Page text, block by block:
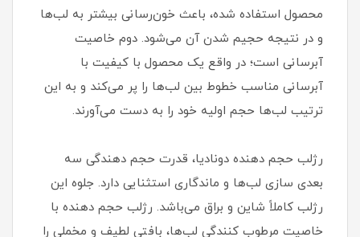
محصول استفاده شده، باعث خون‌رسانی بیشتر به لب‌ها
و در نتیجه حجیم شدن آن می‌شود. دوم خاصیت
آبرسانی است؛ در واقع یک محصول با کیفیت با
آبرسانی مناسب خطوط بین لب‌ها را پر می‌کند و به این
ترتیب لب‌ها حجم اولیه خود را به دست می‌آورند.
رژلب حجم دهنده دونادیا، قدرت حجم دهندگی سه
بعدی سازی لب‌ها و ماندگاری استثنایی دارد. جلوه این
رژلب کاملاً شاین و براق می‌باشد. رژلب حجم دهنده با
خاصیت مرطوب کنندگی لب‌ها، بافتی لطیف و مخملی را